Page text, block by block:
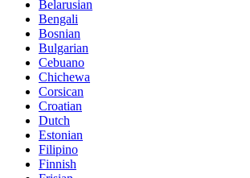
Belarusian
Bengali
Bosnian
Bulgarian
Cebuano
Chichewa
Corsican
Croatian
Dutch
Estonian
Filipino
Finnish